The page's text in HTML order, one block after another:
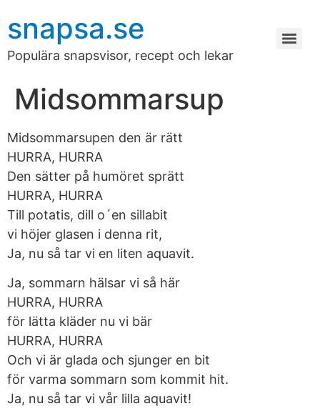
snapsa.se
Populära snapsvisor, recept och lekar
Midsommarsup
Midsommarsupen den är rätt
HURRA, HURRA
Den sätter på humöret sprätt
HURRA, HURRA
Till potatis, dill o´en sillabit
vi höjer glasen i denna rit,
Ja, nu så tar vi en liten aquavit.
Ja, sommarn hälsar vi så här
HURRA, HURRA
för lätta kläder nu vi bär
HURRA, HURRA
Och vi är glada och sjunger en bit
för varma sommarn som kommit hit.
Ja, nu så tar vi vår lilla aquavit!